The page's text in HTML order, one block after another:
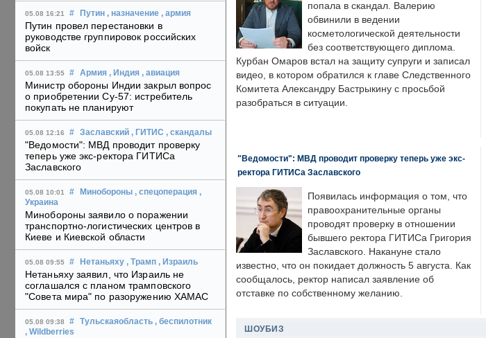
05.08 16:21 # Путин , назначение , армия
Путин провел перестановки в
руководстве группировок российских
войск
05.08 13:55 # Армия , Индия , авиация
Министр обороны Индии закрыл вопрос
о приобретении Су-57: истребитель
покупать не планируют
05.08 12:16 # Заславский , ГИТИС , скандалы
"Ведомости": МВД проводит проверку
теперь уже экс-ректора ГИТИСа
Заславского
05.08 10:01 # Минобороны , спецоперация ,
Украина
Минобороны заявило о поражении
транспортно-логистических центров в
Киеве и Киевской области
05.08 09:55 # Нетаньяху , Трамп , Израиль
Нетаньяху заявил, что Израиль не
соглашался с планом трамповского
"Совета мира" по разоружению ХАМАС
05.08 09:38 # Тульскаяобласть , беспилотник
, Wildberries
попала в скандал. Валерию
обвинили в ведении
косметологической деятельности
без соответствующего диплома.
Курбан Омаров встал на защиту супруги и записал
видео, в котором обратился к главе Следственного
Комитета Александру Бастрыкину с просьбой
разобраться в ситуации.
"Ведомости": МВД проводит проверку теперь уже экс-
ректора ГИТИСа Заславского
Появилась информация о том, что
правоохранительные органы
проводят проверку в отношении
бывшего ректора ГИТИСа Григория
Заславского. Накануне стало
известно, что он покидает должность 5 августа. Как
сообщалось, ректор написал заявление об
отставке по собственному желанию.
ШОУБИЗ